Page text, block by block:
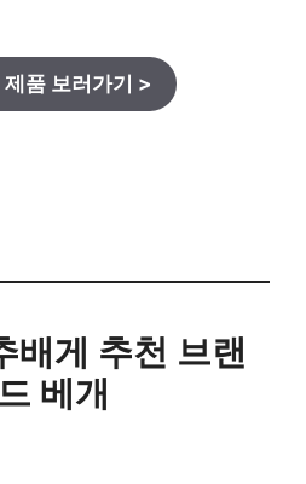
품 보러가기 >
배게 추천 브랜
베개